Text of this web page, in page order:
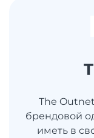
The
брендовой
иметь в